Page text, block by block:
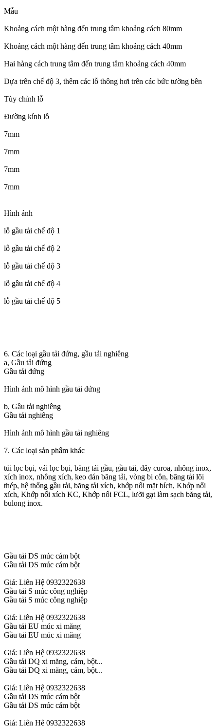
Mẫu
Khoảng cách một hàng đến trung tâm khoảng cách 80mm
Khoảng cách một hàng đến trung tâm khoảng cách 40mm
Hai hàng cách trung tâm đến trung tâm khoảng cách 40mm
Dựa trên chế độ 3, thêm các lỗ thông hơi trên các bức tường bên
Tùy chỉnh lỗ
Đường kính lỗ
7mm
7mm
7mm
7mm
Hình ảnh
lỗ gầu tải chế độ 1
lỗ gầu tải chế độ 2
lỗ gầu tải chế độ 3
lỗ gầu tải chế độ 4
lỗ gầu tải chế độ 5
6. Các loại gầu tải đứng, gầu tải nghiêng
a, Gầu tải đứng
Gầu tải đứng
Hình ảnh mô hình gầu tải đứng
b, Gầu tải nghiêng
Gầu tải nghiêng
Hình ảnh mô hình gầu tải nghiêng
7. Các loại sản phẩm khác
túi lọc bụi, vải lọc bụi, băng tải gầu, gầu tải, dây curoa, nhông inox,
xích inox, nhông xích, keo dán băng tải, vòng bi côn, băng tải lõi
thép, hệ thống gầu tải, băng tải xích, khớp nối mặt bích, Khớp nối
xích, Khớp nối xích KC, Khớp nối FCL, lưỡi gạt làm sạch băng tải,
bulong inox.
Gầu tải DS múc cám bột
Gầu tải DS múc cám bột
Giá: Liên Hệ 0932322638
Gầu tải S múc công nghiệp
Gầu tải S múc công nghiệp
Giá: Liên Hệ 0932322638
Gầu tải EU múc xi măng
Gầu tải EU múc xi măng
Giá: Liên Hệ 0932322638
Gầu tải DQ xi măng, cám, bột...
Gầu tải DQ xi măng, cám, bột...
Giá: Liên Hệ 0932322638
Gầu tải DS múc cám bột
Gầu tải DS múc cám bột
Giá: Liên Hệ 0932322638